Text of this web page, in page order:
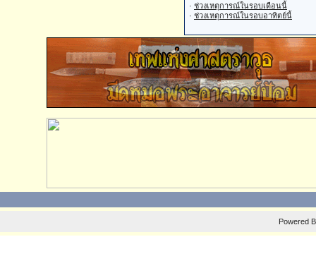
· ช่วงเหตุการณ์ในรอบเดือนนี้
· ช่วงเหตุการณ์ในรอบอาทิตย์นี้
Powered